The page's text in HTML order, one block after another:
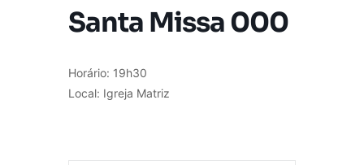
Santa Missa 000
Horário: 19h30
Local: Igreja Matriz